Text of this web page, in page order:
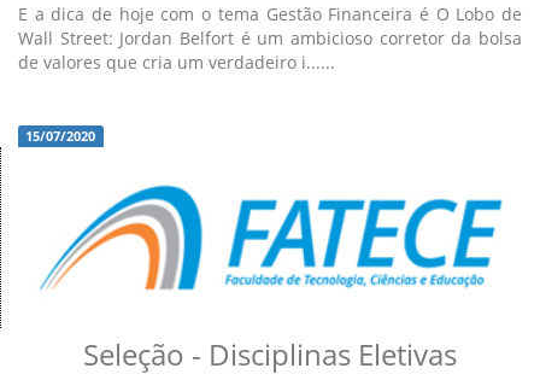
E a dica de hoje com o tema Gestão Financeira é O Lobo de
Wall Street: Jordan Belfort é um ambicioso corretor da bolsa
de valores que cria um verdadeiro i......
15/07/2020
Seleção - Disciplinas Eletivas